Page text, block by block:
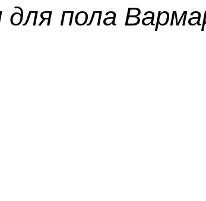
пола